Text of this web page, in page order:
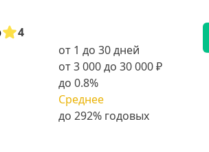
4
от 1 до 30 дней
от 3 000 до 30 000 ₽
до 0.8%
Среднее